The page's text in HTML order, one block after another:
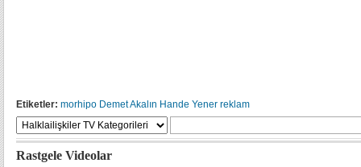
Etiketler: morhipo Demet Akalın Hande Yener reklam
Rastgele Videolar